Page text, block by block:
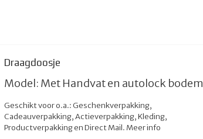
Draagdoosje
Model: Met Handvat en autolock bodem
Geschikt voor o.a.: Geschenkverpakking,
Cadeauverpakking, Actieverpakking, Kleding,
Productverpakking en Direct Mail. Meer info